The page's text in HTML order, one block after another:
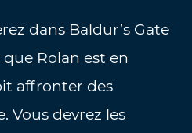
dans Baldur’s Gate
Rolan est en
affronter des
Vous devrez les